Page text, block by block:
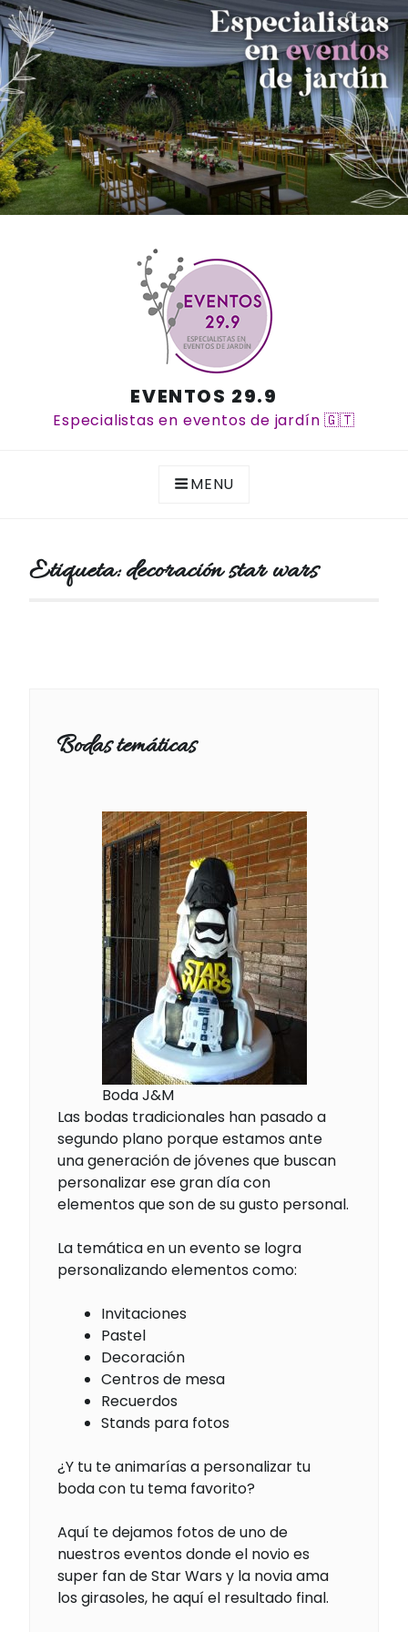
EVENTOS 29.9
Especialistas en eventos de jardín 🇬🇹
MENU
Etiqueta:decoración star wars
Bodas temáticas
Boda J&M
Las bodas tradicionales han pasado a
segundo plano porque estamos ante
una generación de jóvenes que buscan
personalizar ese gran día con
elementos que son de su gusto personal.
La temática en un evento se logra
personalizando elementos como:
Invitaciones
Pastel
Decoración
Centros de mesa
Recuerdos
Stands para fotos
¿Y tu te animarías a personalizar tu
boda con tu tema favorito?
Aquí te dejamos fotos de uno de
nuestros eventos donde el novio es
super fan de Star Wars y la novia ama
los girasoles, he aquí el resultado final.